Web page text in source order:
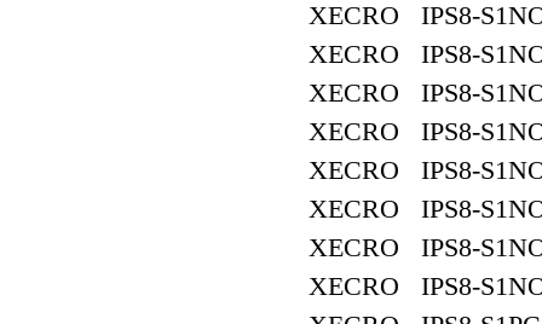
XECRO IPS8-
XECRO IPS8-
XECRO IPS8-
XECRO IPS8-
XECRO IPS8-
XECRO IPS8-
XECRO IPS8-
XECRO IPS8-